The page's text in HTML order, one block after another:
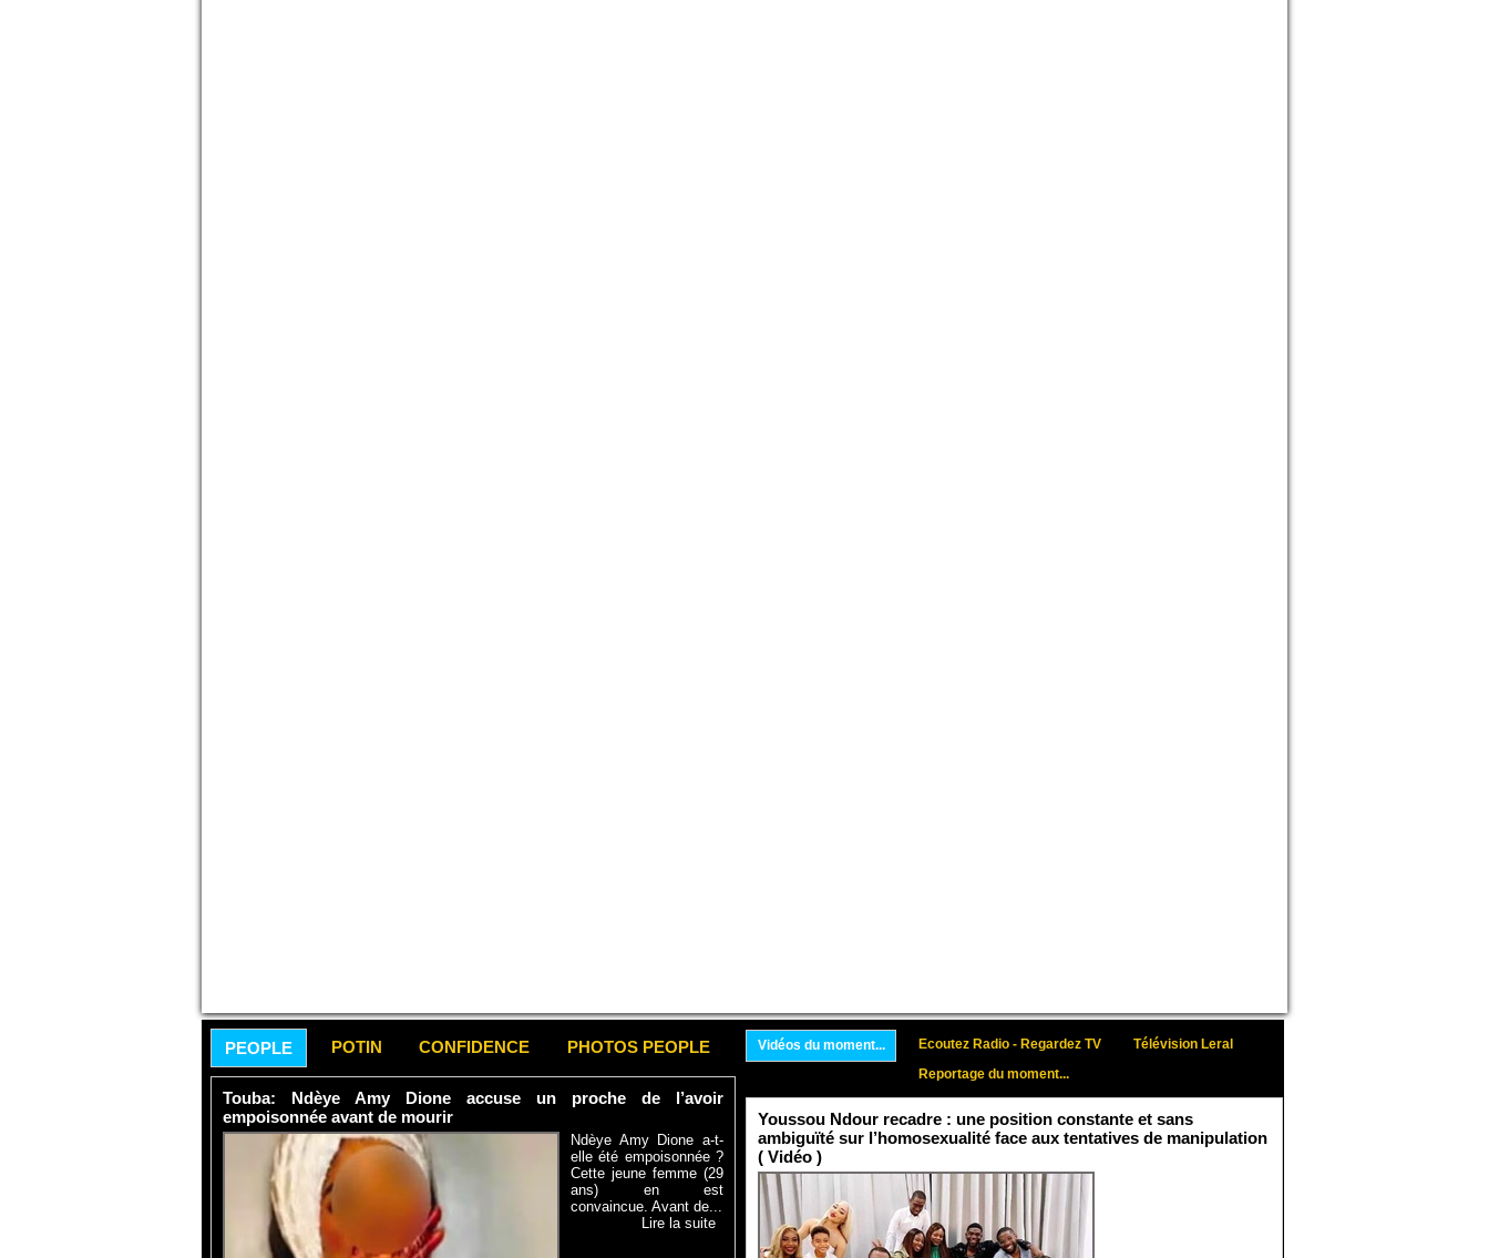
PEOPLE POTIN CONFIDENCE PHOTOS PEOPLE
Touba: Ndèye Amy Dione accuse un proche de l’avoir
empoisonnée avant de mourir
Ndèye Amy Dione a-t-
elle été empoisonnée ?
Cette jeune femme (29
ans) en est
convaincue. Avant de...
Lire la suite
Vidéos du moment... Ecoutez Radio - Regardez TV
Télévision Leral
Reportage du moment...
Youssou Ndour recadre : une position constante et sans
ambiguïté sur l’homosexualité face aux tentatives de manipulation
( Vidéo )